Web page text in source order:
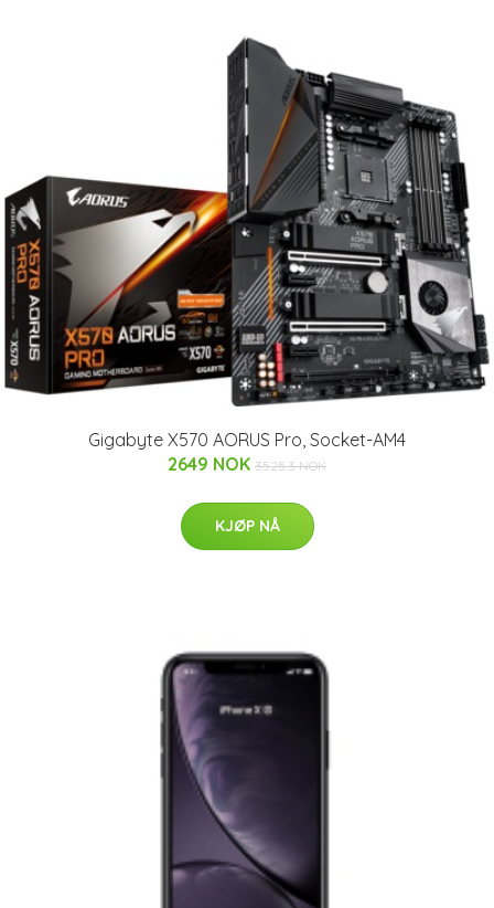
Gigabyte X570 AORUS Pro, Socket-AM4
2649 NOK 3525.3 NOK
KJØP NÅ